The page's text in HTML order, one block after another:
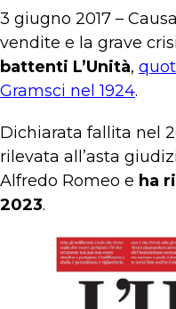
3 giugno 2017 –
vendite e la grave
battenti L’Unità,
Gramsci nel 1924.
Dichiarata fallita nel
rilevata all’asta
Alfredo Romeo e ha
2023.